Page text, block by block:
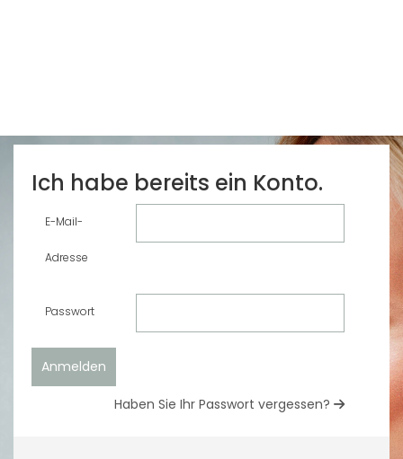
Ich habe bereits ein Konto.
E-Mail-
Adresse
Passwort
Haben Sie Ihr Passwort vergessen?